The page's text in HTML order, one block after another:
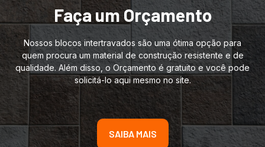
Faça um Orçamento
Nossos blocos intertravados são uma ótima opção para
quem procura um material de construção resistente e de
qualidade. Além disso, o Orçamento é gratuito e você pode
solicitá-lo aqui mesmo no site.
SAIBA MAIS